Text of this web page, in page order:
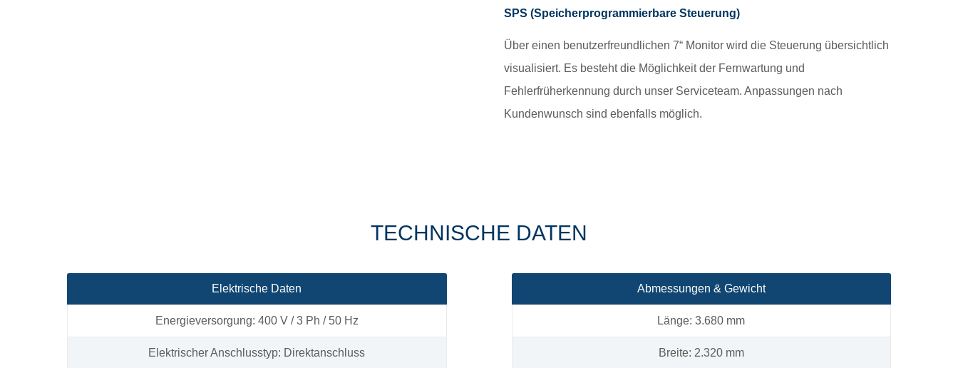
SPS (Speicherprogrammierbare Steuerung)
Über einen benutzerfreundlichen 7“ Monitor wird die Steuerung übersichtlich
visualisiert. Es besteht die Möglichkeit der Fernwartung und
Fehlerfrüherkennung durch unser Serviceteam. Anpassungen nach
Kundenwunsch sind ebenfalls möglich.
TECHNISCHE DATEN
Elektrische Daten
Energieversorgung: 400 V / 3 Ph / 50 Hz
Elektrischer Anschlusstyp: Direktanschluss
Abmessungen & Gewicht
Länge: 3.680 mm
Breite: 2.320 mm